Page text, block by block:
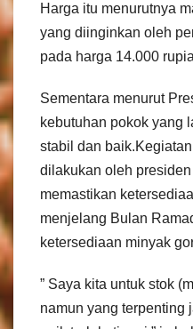
Harga itu menurutnya
yang diinginkan oleh
pada harga 14.000
Sementara menurut
kebutuhan pokok yang
stabil dan
dilakukan oleh
memastikan
menjelang Bulan
ketersediaan minyak
” Saya kita untuk stok
namun yang terpenting